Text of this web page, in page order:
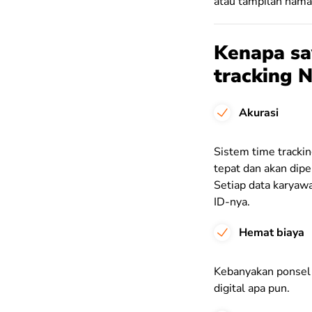
Kenapa
tracking
Akurasi
Sistem time
tepat dan akan
Setiap data
ID-nya.
Hemat biaya
Kebanyakan
digital apa pun.